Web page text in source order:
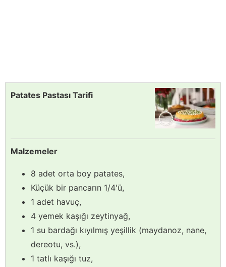
Patates Pastası Tarifi
Malzemeler
8 adet orta boy patates,
Küçük bir pancarın 1/4'ü,
1 adet havuç,
4 yemek kaşığı zeytinyağ,
1 su bardağı kıyılmış yeşillik (maydanoz, nane,
dereotu, vs.),
1 tatlı kaşığı tuz,